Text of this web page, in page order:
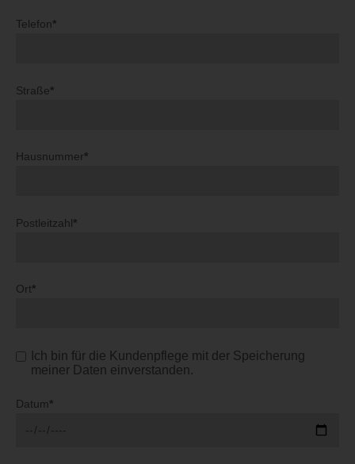
Telefon*
Straße*
Hausnummer*
Postleitzahl*
Ort*
Ich bin für die Kundenpflege mit der Speicherung
meiner Daten einverstanden.
Datum*